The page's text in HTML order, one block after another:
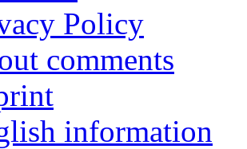
Policy
comments
information